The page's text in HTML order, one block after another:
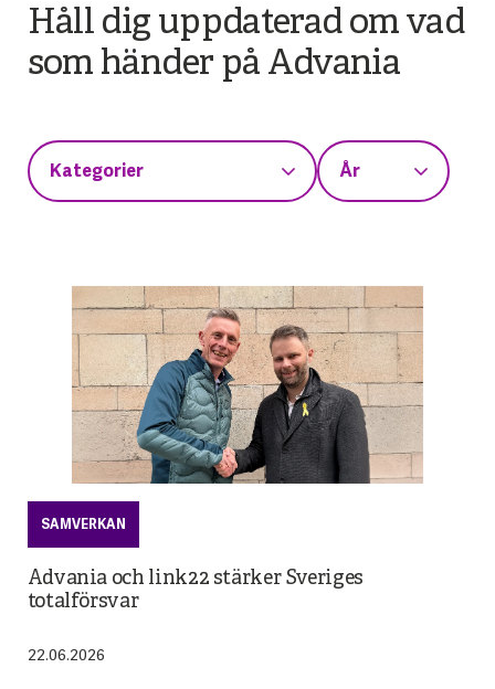
Håll dig uppdaterad om vad
som händer på Advania
SAMVERKAN
Advania och link22 stärker Sveriges
totalförsvar
22.06.2026